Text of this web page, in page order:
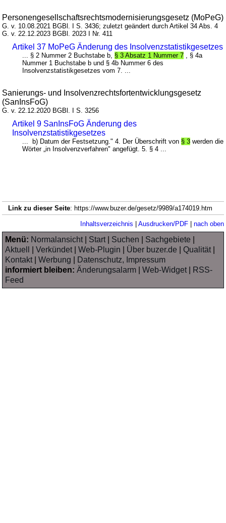
Personengesellschaftsrechtsmodernisierungsgesetz (MoPeG)
G. v. 10.08.2021 BGBl. I S. 3436; zuletzt geändert durch Artikel 34 Abs. 4
G. v. 22.12.2023 BGBl. 2023 I Nr. 411
Artikel 37 MoPeG Änderung des Insolvenzstatistikgesetzes
... § 2 Nummer 2 Buchstabe b, § 3 Absatz 1 Nummer 7 , § 4a
Nummer 1 Buchstabe b und § 4b Nummer 6 des
Insolvenzstatistikgesetzes vom 7. ...
Sanierungs- und Insolvenzrechtsfortentwicklungsgesetz
(SanInsFoG)
G. v. 22.12.2020 BGBl. I S. 3256
Artikel 9 SanInsFoG Änderung des
Insolvenzstatistikgesetzes
... b) Datum der Festsetzung." 4. Der Überschrift von § 3 werden die
Wörter „in Insolvenzverfahren" angefügt. 5. § 4 ...
Link zu dieser Seite: https://www.buzer.de/gesetz/9989/a174019.htm
Inhaltsverzeichnis Ausdrucken/PDF| nach oben
Menü: Normalansicht| Start| Suchen Sachgebiete
Aktuell
|Verkündet|Web-Plugin Über buzer.de |Qualität|
Kontakt|Werbung
Datenschutz, Impressum
informiert bleiben: Änderungsalarm |Web-Widget|
RSS-
Feed